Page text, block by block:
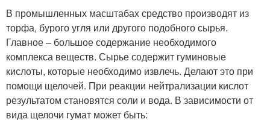
В промышленных масштабах средство производят из
торфа, бурого угля или другого подобного сырья.
Главное – большое содержание необходимого
комплекса веществ. Сырье содержит гуминовые
кислоты, которые необходимо извлечь. Делают это при
помощи щелочей. При реакции нейтрализации кислот
результатом становятся соли и вода. В зависимости от
вида щелочи гумат может быть: